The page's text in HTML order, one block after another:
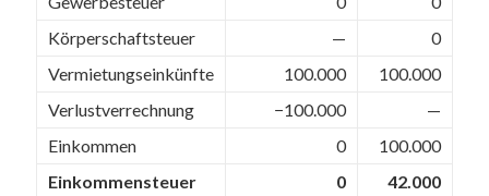
Körperschaftsteuer
—
0
Vermietungseinkünfte
100.000
100.000
Verlustverrechnung
−100.000
—
Einkommen
0
100.000
Einkommen­steuer
0 42.000